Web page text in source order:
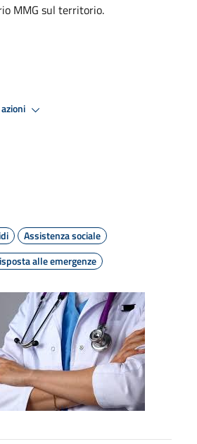
MMG sul territorio.
Assistenza sociale
alle emergenze